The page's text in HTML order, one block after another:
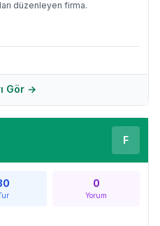
düzenleyen firma.
Gör →
F
0
Yorum